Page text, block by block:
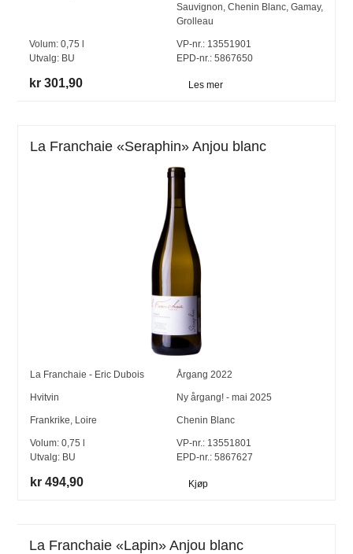
Sauvignon Chenin Blanc, Gamay,
Grolleau
Volum:0,75 l
Utvalg: BU
VP-nr.:13551901
EPD-nr.: 5867650
kr 301,90 Les mer
La Franchaie «Seraphin» Anjou blanc
La Franchaie - Eric Dubois Årgang 2022
Hvitvin Ny årgang! - mai 2025
Frankrike Loire Chenin Blanc
Volum:0,75 l
Utvalg: BU
VP-nr.: 13551801
EPD-nr.: 5867627
kr 494,90 Kjøp
La Franchaie «Lapin» Anjou blanc